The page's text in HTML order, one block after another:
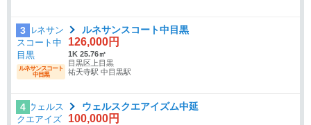
3
ルネサンスコート
中目黒
ルネサンスコート中目黒
126,000円
1K 25.76㎡
目黒区上目黒
祐天寺駅 中目黒駅
4 ウェルスクエアイズム中延
100,000円